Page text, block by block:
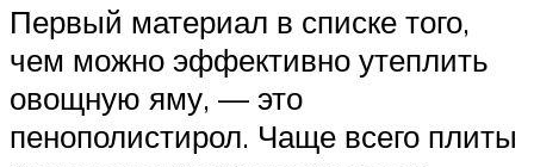
Первый материал в списке того,
чем можно эффективно утеплить
овощную яму, — это
пенополистирол. Чаще всего плиты